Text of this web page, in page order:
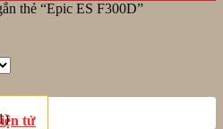
tử
thẻ “Epic ES F300D”